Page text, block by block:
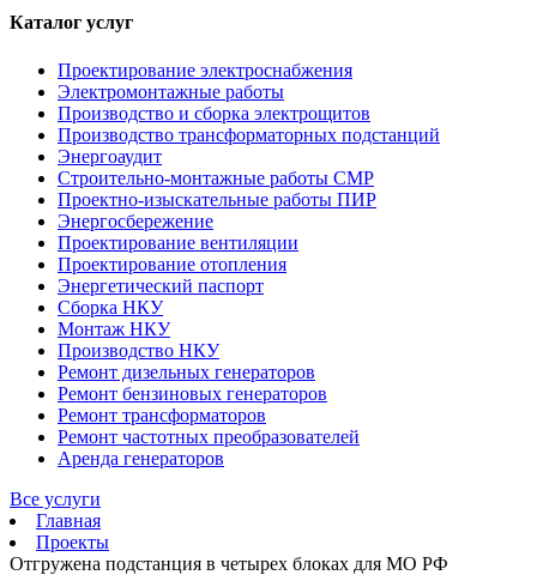
Каталог услуг
Проектирование электроснабжения
Электромонтажные работы
Производство и сборка электрощитов
Производство трансформаторных подстанций
Энергоаудит
Строительно-монтажные работы СМР
Проектно-изыскательные работы ПИР
Энергосбережение
Проектирование вентиляции
Проектирование отопления
Энергетический паспорт
Сборка НКУ
Монтаж НКУ
Производство НКУ
Ремонт дизельных генераторов
Ремонт бензиновых генераторов
Ремонт трансформаторов
Ремонт частотных преобразователей
Аренда генераторов
Все услуги
Главная
Проекты
Отгружена подстанция в четырех блоках для МО РФ